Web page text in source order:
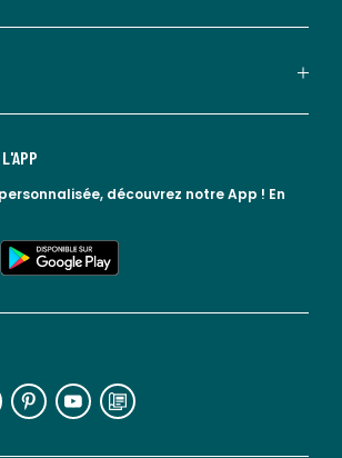
lien vers l'espace réseaux sociaux lien vers l'espace réseaux sociaux lien vers le blog la redoute
découvrez notre App ! En
lien vers google play